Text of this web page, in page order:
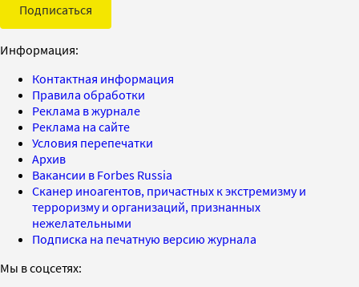
Подписаться
Информация:
Контактная информация
Правила обработки
Реклама в журнале
Реклама на сайте
Условия перепечатки
Архив
Вакансии в Forbes Russia
Сканер иноагентов, причастных к экстремизму и
терроризму и организаций, признанных
нежелательными
Подписка на печатную версию журнала
Мы в соцсетях: